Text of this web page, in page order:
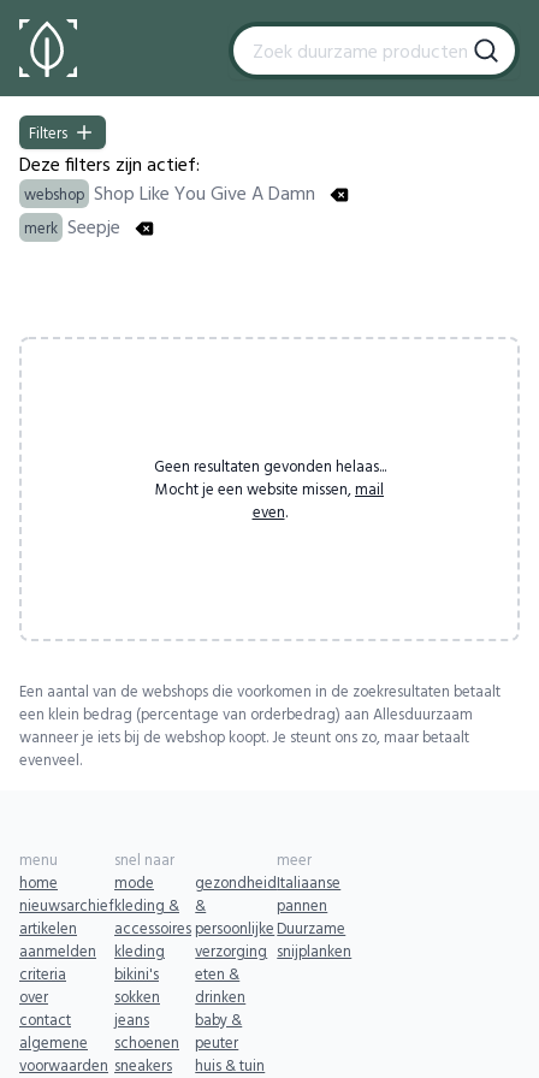
Filters
Filters
Deze filters zijn actief:
webshop Shop Like You Give A Damn
merk Seepje
Geen resultaten gevonden helaas...
Mocht je een website missen, mail
even.
Een aantal van de webshops die voorkomen in de zoekresultaten betaalt
een klein bedrag (percentage van orderbedrag) aan Allesduurzaam
wanneer je iets bij de webshop koopt. Je steunt ons zo, maar betaalt
evenveel.
menu
home
nieuwsarchief
artikelen
aanmelden
criteria
over
contact
algemene
voorwaarden
snel naar
mode
kleding &
accessoires
kleding
bikini's
sokken
jeans
schoenen
sneakers
gezondheid
&
persoonlijke
verzorging
eten &
drinken
baby &
peuter
huis & tuin
meer
Italiaanse
pannen
Duurzame
snijplanken